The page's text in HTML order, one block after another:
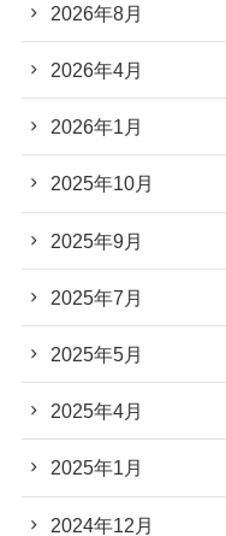
2026年8月
2026年4月
2026年1月
2025年10月
2025年9月
2025年7月
2025年5月
2025年4月
2025年1月
2024年12月